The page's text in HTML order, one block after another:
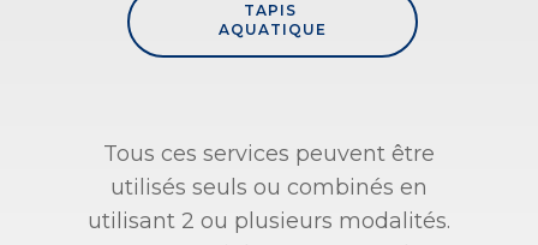
TAPIS
AQUATIQUE
Tous ces services peuvent être
utilisés seuls ou combinés en
utilisant 2 ou plusieurs modalités.